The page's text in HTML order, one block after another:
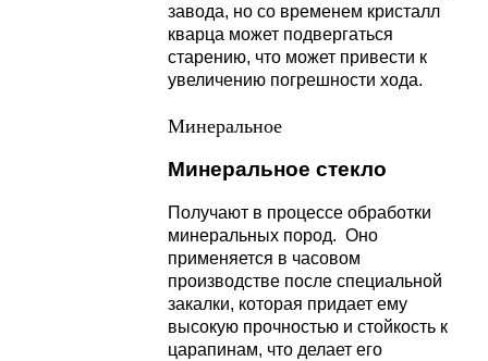
завода, но со временем кристалл
кварца может подвергаться
старению, что может привести к
увеличению погрешности хода.
Минеральное
Минеральное стекло
Получают в процессе обработки
минеральных пород. Оно
применяется в часовом
производстве после специальной
закалки, которая придает ему
высокую прочностью и стойкость к
царапинам, что делает его